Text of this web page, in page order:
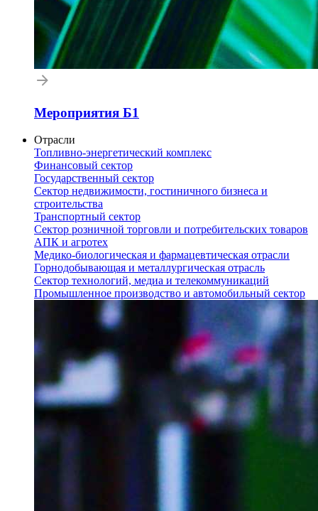
Мероприятия Б1
Отрасли
Топливно-энергетический комплекс
Финансовый сектор
Государственный сектор
Сектор недвижимости, гостиничного бизнеса и
строительства
Транспортный сектор
Сектор розничной торговли и потребительских товаров
АПК и агротех
Медико-биологическая и фармацевтическая отрасли
Горнодобывающая и металлургическая отрасль
Сектор технологий, медиа и телекоммуникаций
Промышленное производство и автомобильный сектор